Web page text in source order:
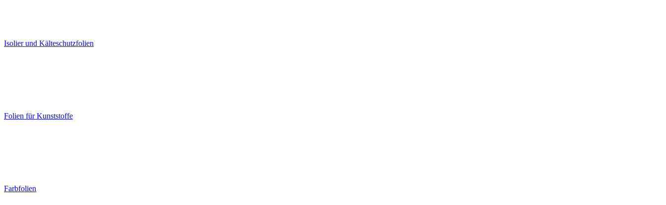
Isolier und Kälteschutzfolien
Folien für Kunststoffe
Farbfolien